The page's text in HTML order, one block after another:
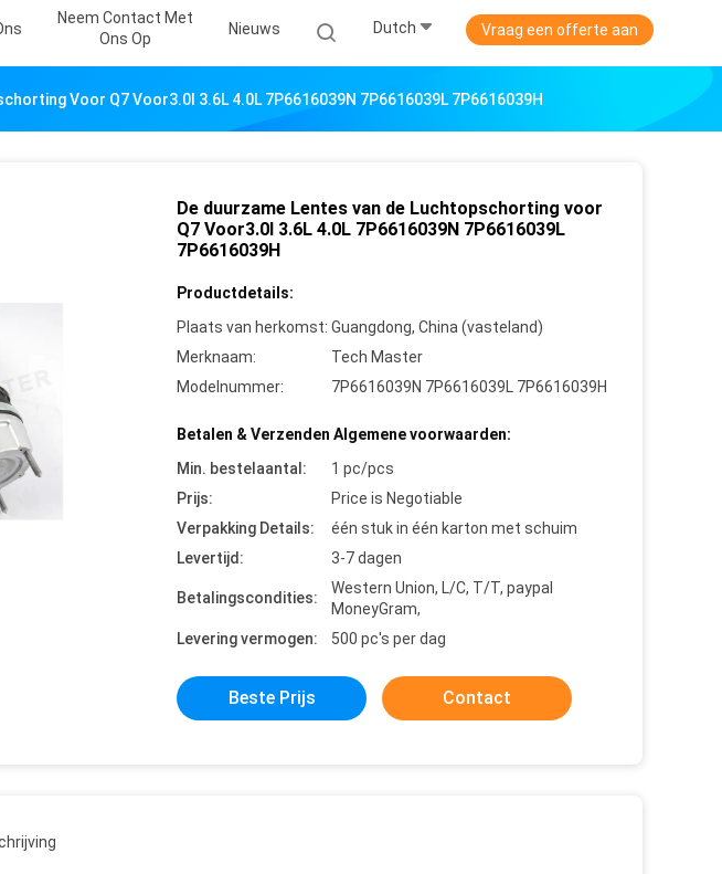
Neem Contact Met
Ons Op
Nieuws Dutch Vraag een offerte aan
Voor Q7 Voor3.0l 3.6L 4.0L 7P6616039N 7P6616039L 7P6616039H
De duurzame Lentes van de Luchtopschorting voor
Q7 Voor3.0l 3.6L 4.0L 7P6616039N 7P6616039L
7P6616039H
Productdetails:
Plaats van herkomst: Guangdong, China (vasteland)
Merknaam:
Tech Master
Modelnummer:
7P6616039N 7P6616039L 7P6616039H
Betalen & Verzenden Algemene voorwaarden:
Min. bestelaantal:
1 pc/pcs
Prijs:
Price is Negotiable
Verpakking Details:
één stuk in één karton met schuim
Levertijd:
3-7 dagen
Betalingscondities:
Western Union, L/C, T/T, paypal
MoneyGram,
Levering vermogen:
500 pc's per dag
Beste Prijs Contact